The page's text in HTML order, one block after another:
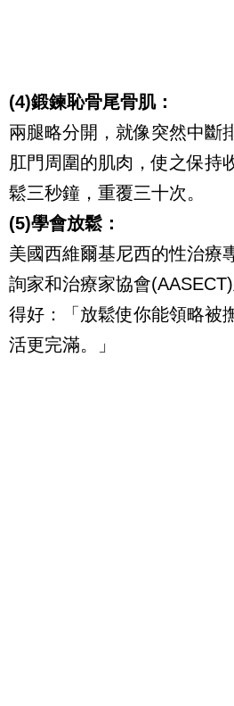
(4)鍛鍊恥骨尾骨肌：
兩腿略分開，就像突然中斷
肛門周圍的肌肉，使之保持
鬆三秒鐘，重覆三十次。
(5)學會放鬆：
美國西維爾基尼西的性治療
詢家和治療家協會
得好：「放鬆使你能領略被
活更完滿。」